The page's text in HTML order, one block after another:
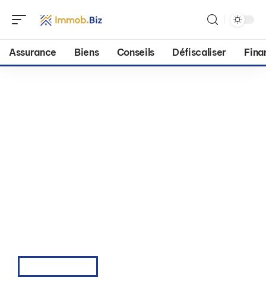
Assurance Biens Conseils Défiscaliser